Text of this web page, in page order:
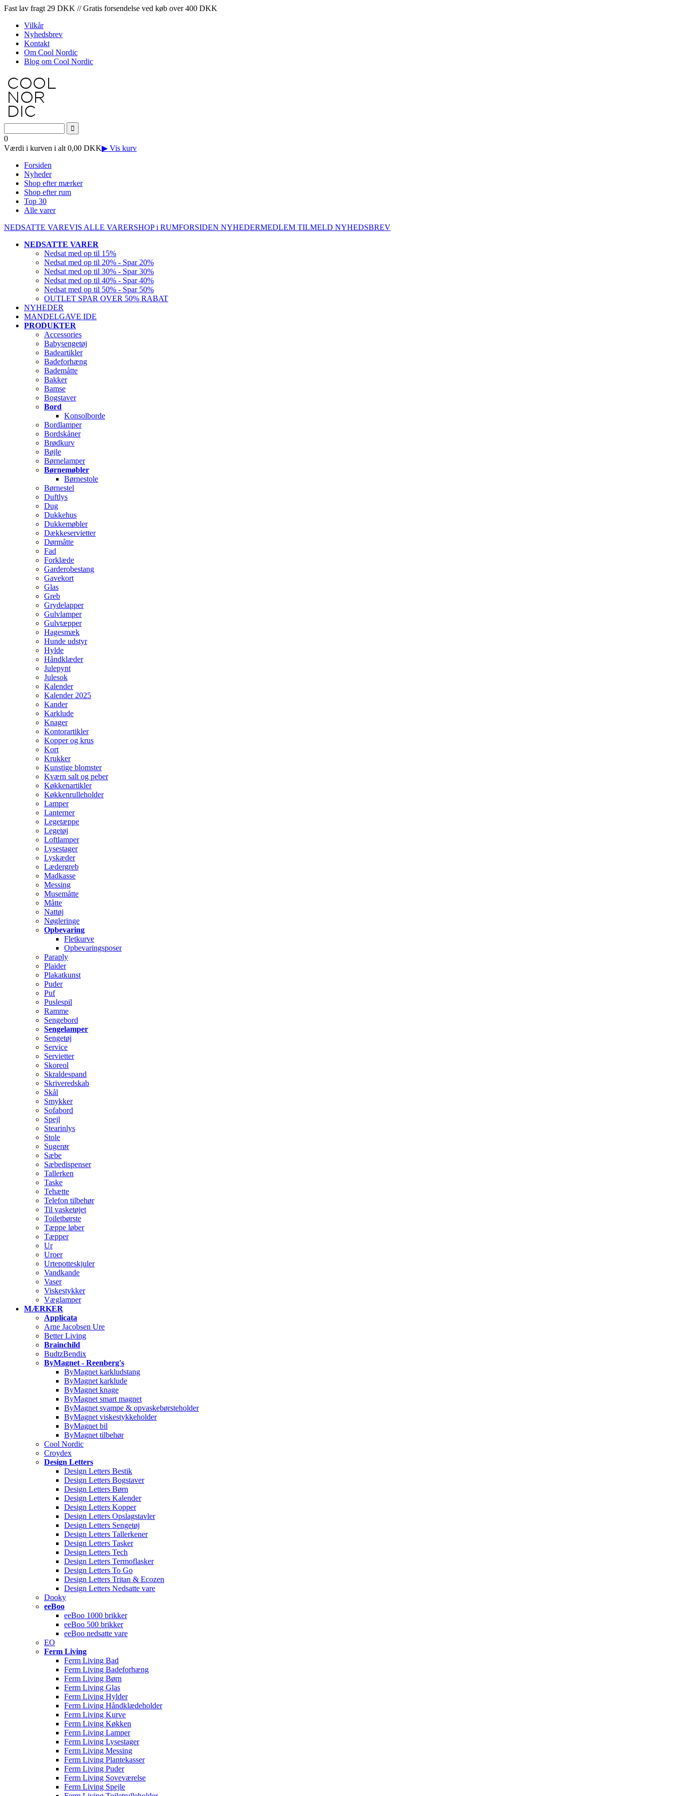
Fast lav fragt 29 DKK // Gratis forsendelse ved køb over 400 DKK
Vilkår
Nyhedsbrev
Kontakt
Om Cool Nordic
Blog om Cool Nordic
0
Værdi i kurven i alt 0,00 DKK▶ Vis kurv
Forsiden
Nyheder
Shop efter mærker
Shop efter rum
Top 30
Alle varer
NEDSATTE VAREVIS ALLE VARERSHOP i RUMFORSIDEN NYHEDERMEDLEM TILMELD NYHEDSBREV
NEDSATTE VARER
Nedsat med op til 15%
Nedsat med op til 20% - Spar 20%
Nedsat med op til 30% - Spar 30%
Nedsat med op til 40% - Spar 40%
Nedsat med op til 50% - Spar 50%
OUTLET SPAR OVER 50% RABAT
NYHEDER
MANDELGAVE IDE
PRODUKTER
Accessories
Babysengetøj
Badeartikler
Badeforhæng
Bademåtte
Bakker
Bamse
Bogstaver
Bord
Konsolborde
Bordlamper
Bordskåner
Brødkurv
Bøjle
Børnelamper
Børnemøbler
Børnestole
Børnestel
Duftlys
Dug
Dukkehus
Dukkemøbler
Dækkeservietter
Dørmåtte
Fad
Forklæde
Garderobestang
Gavekort
Glas
Greb
Grydelapper
Gulvlamper
Gulvtæpper
Hagesmæk
Hunde udstyr
Hylde
Håndklæder
Julepynt
Julesok
Kalender
Kalender 2025
Kander
Karklude
Knager
Kontorartikler
Kopper og krus
Kort
Krukker
Kunstige blomster
Kværn salt og peber
Køkkenartikler
Køkkenrulleholder
Lamper
Lanterner
Legetæppe
Legetøj
Loftlamper
Lysestager
Lyskæder
Lædergreb
Madkasse
Messing
Musemåtte
Måtte
Nattøj
Nøgleringe
Opbevaring
Fletkurve
Opbevaringsposer
Paraply
Plaider
Plakatkunst
Puder
Puf
Puslespil
Ramme
Sengebord
Sengelamper
Sengetøj
Service
Servietter
Skoreol
Skraldespand
Skriveredskab
Skål
Smykker
Sofabord
Spejl
Stearinlys
Stole
Sugerør
Sæbe
Sæbedispenser
Tallerken
Taske
Tehætte
Telefon tilbehør
Til vasketøjet
Toiletbørste
Tæppe løber
Tæpper
Ur
Uroer
Urtepotteskjuler
Vandkande
Vaser
Viskestykker
Væglamper
MÆRKER
Applicata
Arne Jacobsen Ure
Better Living
Brainchild
BudtzBendix
ByMagnet - Reenberg's
ByMagnet karkludstang
ByMagnet karklude
ByMagnet knage
ByMagnet smart magnet
ByMagnet svampe & opvaskebørsteholder
ByMagnet viskestykkeholder
ByMagnet bil
ByMagnet tilbehør
Cool Nordic
Croydex
Design Letters
Design Letters Bestik
Design Letters Bogstaver
Design Letters Børn
Design Letters Kalender
Design Letters Kopper
Design Letters Opslagstavler
Design Letters Sengetøj
Design Letters Tallerkener
Design Letters Tasker
Design Letters Tech
Design Letters Termoflasker
Design Letters To Go
Design Letters Tritan & Ecozen
Design Letters Nedsatte vare
Dooky
eeBoo
eeBoo 1000 brikker
eeBoo 500 brikker
eeBoo nedsatte vare
EO
Ferm Living
Ferm Living Bad
Ferm Living Badeforhæng
Ferm Living Børn
Ferm Living Glas
Ferm Living Hylder
Ferm Living Håndklædeholder
Ferm Living Kurve
Ferm Living Køkken
Ferm Living Lamper
Ferm Living Lysestager
Ferm Living Messing
Ferm Living Plantekasser
Ferm Living Puder
Ferm Living Soveværelse
Ferm Living Spejle